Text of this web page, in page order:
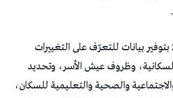
وسيسمح تعداد 2024 بتوفير بيانات للتعرّف على التغييرات
السكانية، وظروف عيش الأسر، وتحديد
والصحية والتعليمية للسكان،